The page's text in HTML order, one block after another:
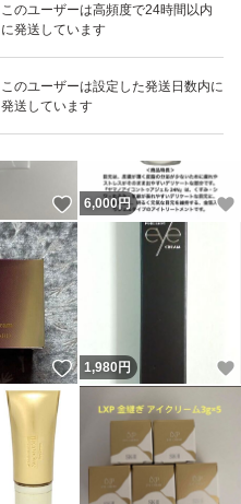
このユーザーは高頻度で24時間以内
に発送しています
このユーザーは設定した発送日数内に
発送しています
いいね！
8,700
いいね！
6,000円
いいね！
1,980円